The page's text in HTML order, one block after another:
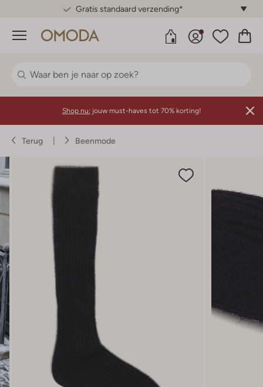
Gratis standaard verzending*
Menu
Shop nu: jouw must-haves tot 70% korting!
Terug Beenmode